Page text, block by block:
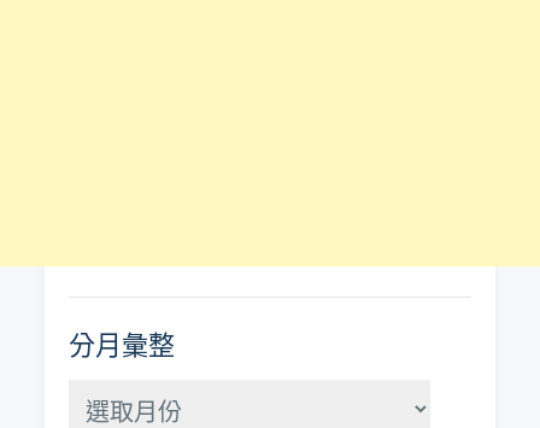
分月彙整
分